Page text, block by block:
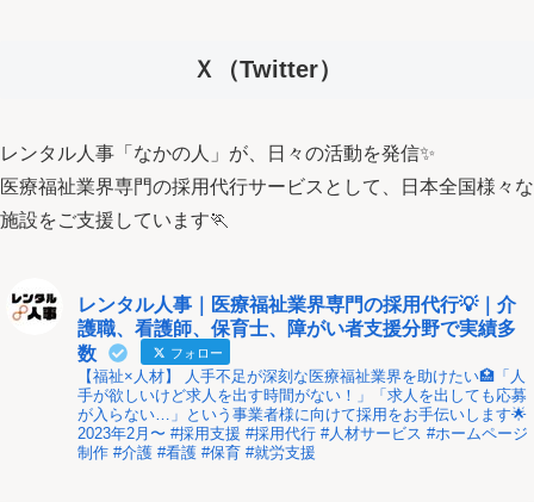
Ｘ（Twitter）
レンタル人事「なかの人」が、日々の活動を発信✨
医療福祉業界専門の採用代行サービスとして、日本全国様々な
施設をご支援しています🏃
レンタル人事｜医療福祉業界専門の採用代行💡｜介
護職、看護師、保育士、障がい者支援分野で実績多
数
フォロー
【福祉×人材】 人手不足が深刻な医療福祉業界を助けたい🏥「人
手が欲しいけど求人を出す時間がない！」「求人を出しても応募
が入らない…」という事業者様に向けて採用をお手伝いします🌟
2023年2月〜 #採用支援 #採用代行 #人材サービス #ホームページ
制作 #介護 #看護 #保育 #就労支援